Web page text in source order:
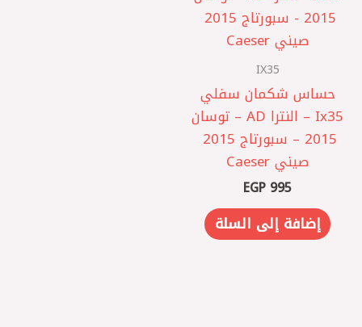
IX35
حساس شكمان سفلي
Ix35 – النترا AD – توسان
صيني Caeser
EGP 995
إضافة إلى السلة